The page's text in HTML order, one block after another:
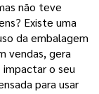
não teve
Existe uma
da embalagem
vendas, gera
o seu
para usar